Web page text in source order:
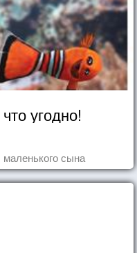
угодно!
сына